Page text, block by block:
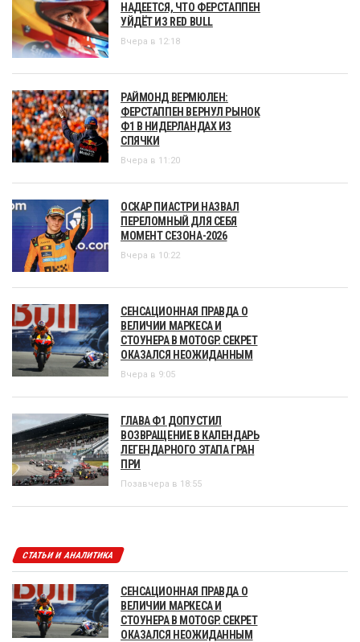
НАДЕЕТСЯ, ЧТО ФЕРСТАППЕН
УЙДЁТ ИЗ RED BULL
Вчера в 12:18
РАЙМОНД ВЕРМЮЛЕН:
ФЕРСТАППЕН ВЕРНУЛ РЫНОК
Ф1 В НИДЕРЛАНДАХ ИЗ
СПЯЧКИ
Вчера в 11:20
ОСКАР ПИАСТРИ НАЗВАЛ
ПЕРЕЛОМНЫЙ ДЛЯ СЕБЯ
МОМЕНТ СЕЗОНА-2026
Вчера в 10:22
СЕНСАЦИОННАЯ ПРАВДА О
ВЕЛИЧИИ МАРКЕСА И
СТОУНЕРА В MOTOGP. СЕКРЕТ
ОКАЗАЛСЯ НЕОЖИДАННЫМ
Вчера в 9:05
ГЛАВА Ф1 ДОПУСТИЛ
ВОЗВРАЩЕНИЕ В КАЛЕНДАРЬ
ЛЕГЕНДАРНОГО ЭТАПА ГРАН
ПРИ
Позавчера в 18:55
СТАТЬИ И АНАЛИТИКА
СЕНСАЦИОННАЯ ПРАВДА О
ВЕЛИЧИИ МАРКЕСА И
СТОУНЕРА В MOTOGP. СЕКРЕТ
ОКАЗАЛСЯ НЕОЖИДАННЫМ